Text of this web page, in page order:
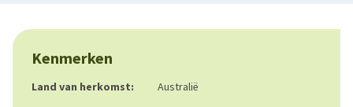
Kenmerken
Land van herkomst:
Australië